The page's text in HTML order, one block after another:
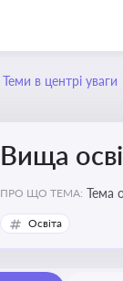
Теми в центрі уваги
Вища
ПРО ЩО ТЕМА: Тема
Освіта